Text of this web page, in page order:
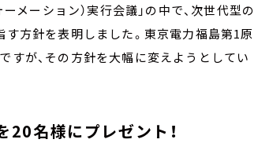
メーション）実行会議」の中で、次世代型の
方針を表明しました。東京電力福島第1原
すが、その方針を大幅に変えようとしてい
20名様にプレゼント！